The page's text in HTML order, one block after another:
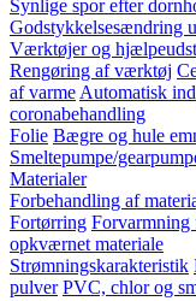
Synlige spor efter
Godstykkelsesændring
Værktøjer og
Rengøring af værktøj
af varme Automatisk
coronabehandling
Folie Bægre og hule
Smeltepumpe/
Materialer
Forbehandling af
Fortørring Forvarmning
opkværnet materiale
Strømningskarakteristik
pulver PVC, chlor og